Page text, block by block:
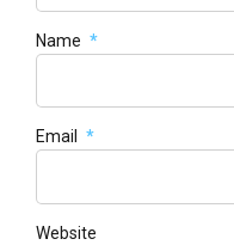
Name *
Email *
Website